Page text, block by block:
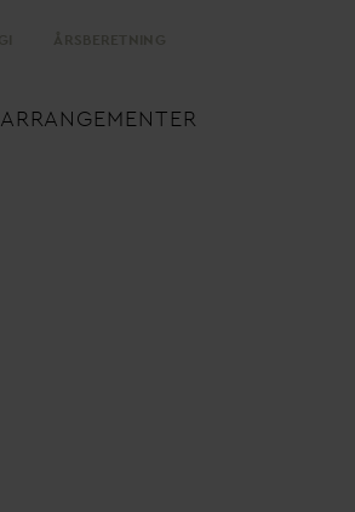
ARRANGEMENTER